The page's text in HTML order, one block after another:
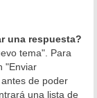
una respuesta?
tema". Para
"Enviar
de poder
una lista de